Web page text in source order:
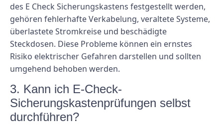
des E Check Sicherungskastens festgestellt werden,
gehören fehlerhafte Verkabelung, veraltete Systeme,
überlastete Stromkreise und beschädigte
Steckdosen. Diese Probleme können ein ernstes
Risiko elektrischer Gefahren darstellen und sollten
umgehend behoben werden.
3. Kann ich E-Check-
Sicherungskastenprüfungen selbst
durchführen?